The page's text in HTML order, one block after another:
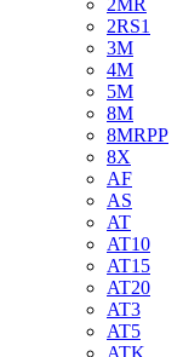
2MR
2RS1
3M
4M
5M
8M
8MRPP
8X
AF
AS
AT
AT10
AT15
AT20
AT3
AT5
ATK